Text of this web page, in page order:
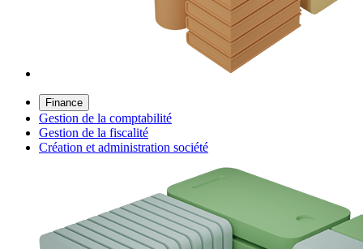
Finance
Gestion de la comptabilité
Gestion de la fiscalité
Création et administration société